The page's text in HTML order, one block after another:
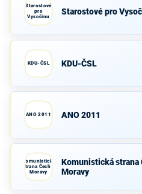
Starostové
pro
Vysočinu
Starostové pro
KDU-ČSL KDU-ČSL
ANO 2011 ANO 2011
Komunistická
strana Čech a
Moravy
Komunistická strana
Moravy